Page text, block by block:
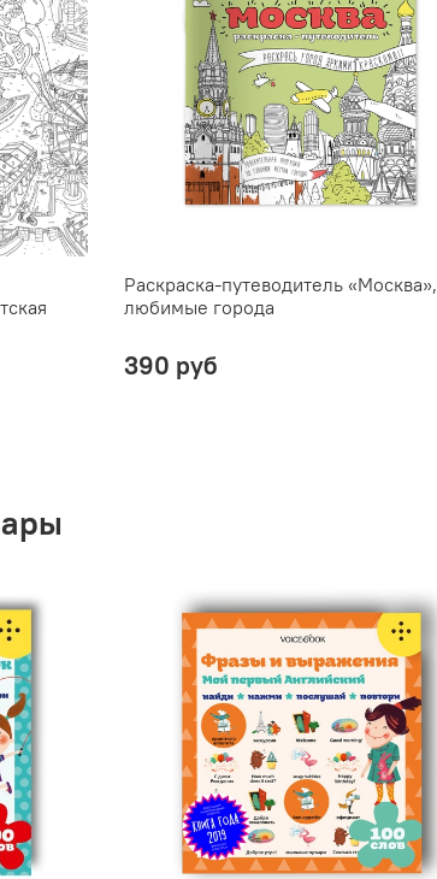
Раскраска-путеводитель «Москва»,
любимые города
390 руб